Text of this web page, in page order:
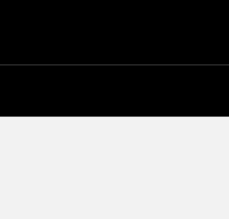
de seguridad,
como IEC y UL, con el